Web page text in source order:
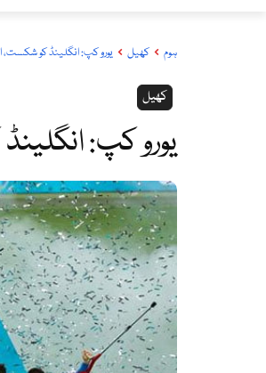
ہوم کھیل یورو کپ: انگلینڈ کو شکست،
کھیل
یورو کپ: